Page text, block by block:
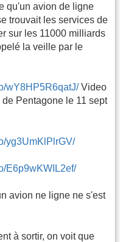
qu'un avion de ligne
trouvait les services de
sur les 11000 milliards
la veille par le
wY8HP5R6qatJ/Video
Pentagone le 11 sept
yg3UmKlPlrGV/
E6p9wKWIL2ef/
avion ne ligne ne s'est
à sortir, on voit que